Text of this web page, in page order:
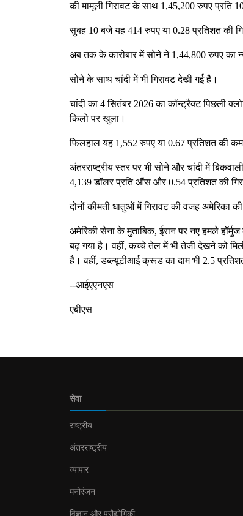
की मामूली गिरावट के साथ 1,45,200 रुपए प्रति
सुबह 10 बजे यह 414 रुपए या 0.28 प्रतिशत की
अब तक के कारोबार में सोने ने 1,44,800 रुपए
सोने के साथ चांदी में भी गिरावट देखी गई है।
चांदी का 4 सितंबर 2026 का कॉन्ट्रैक्ट पिछली
किलो पर खुला।
फिलहाल यह 1,552 रुपए या 0.67 प्रतिशत की
अंतरराष्ट्रीय स्तर पर भी सोने और चांदी में
4,139 डॉलर प्रति औंस और 0.54 प्रतिशत की
दोनों कीमती धातुओं में गिरावट की वजह अमेरिका
अमेरिकी सेना के मुताबिक, ईरान पर नए हमले
बढ़ गया है। वहीं, कच्चे तेल में भी तेजी देखने को
है। वहीं, डब्ल्यूटीआई क्रूड का दाम भी 2.5
--आईएएनएस
एबीएस
सेवा
राष्ट्रीय
अंतरराष्ट्रीय
व्यापार
मनोरंजन
विज्ञान और प्रौद्योगिकी